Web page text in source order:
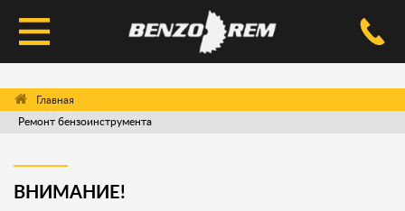
Ремонт бензоинструмента
ВНИМАНИЕ!